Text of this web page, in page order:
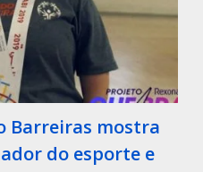
Barreiras mostra
do esporte e